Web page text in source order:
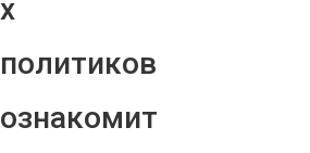
х
политиков
ознакомит